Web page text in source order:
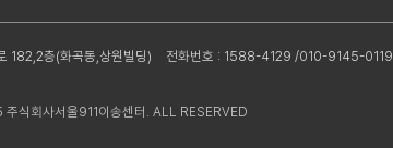
182,2층(화곡동,상원빌딩) 전화번호 : 1588-4129 /010-9145-0119
식회사서울911이송센터. ALL RESERVED